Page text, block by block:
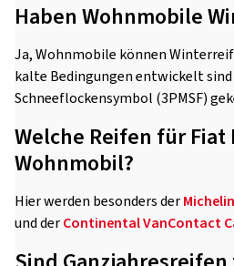
Haben Wohnmobile
Ja, Wohnmobile können
kalte Bedingungen entwickelt
Schneeflockensymbol (3PMSF)
Welche Reifen für Fiat
Wohnmobil?
Hier werden besonders der
und derContinental VanContact